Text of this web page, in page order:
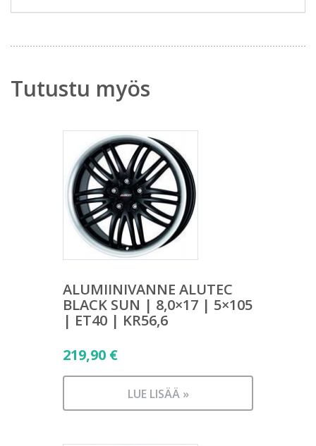
Tutustu myös
ALUMIINIVANNE ALUTEC
BLACK SUN | 8,0×17 | 5×105
| ET40 | KR56,6
219,90 €
LUE LISÄÄ »